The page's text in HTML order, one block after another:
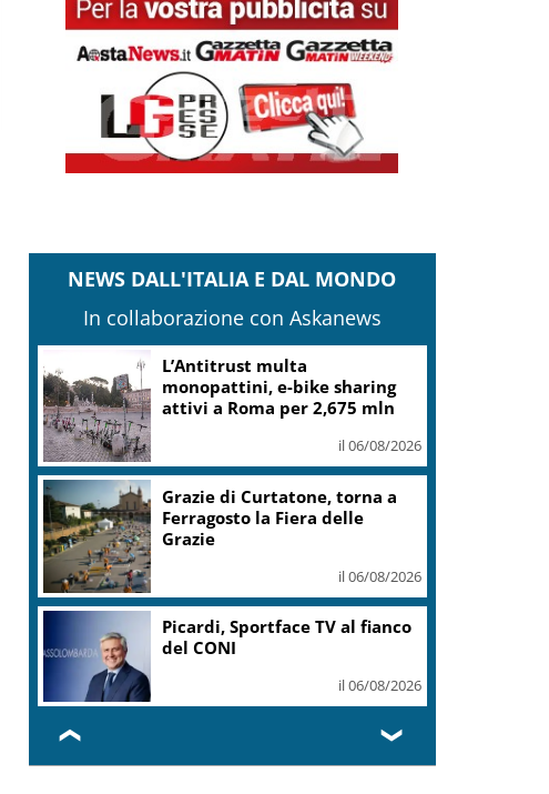
NEWS DALL'ITALIA E DAL MONDO
In collaborazione con Askanews
L’Antitrust multa
monopattini, e-bike sharing
attivi a Roma per 2,675 mln
il 06/08/2026
Grazie di Curtatone, torna a
Ferragosto la Fiera delle
Grazie
il 06/08/2026
Picardi, Sportface TV al fianco
del CONI
il 06/08/2026
❮ ❯